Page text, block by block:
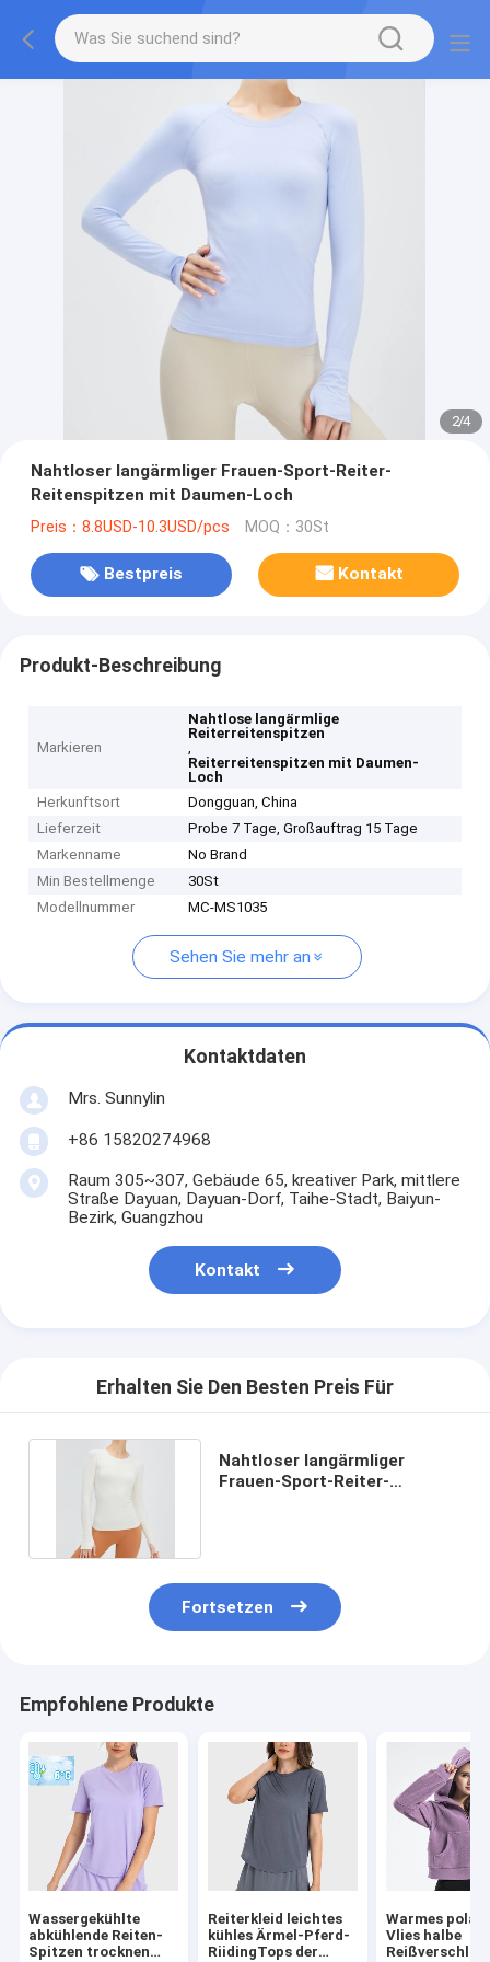
2/4
Nahtloser langärmliger Frauen-Sport-Reiter-
Reitenspitzen mit Daumen-Loch
Preis：8.8USD-10.3USD/pcs MOQ：30St
Bestpreis Kontakt
Produkt-Beschreibung
Markieren
Nahtlose langärmlige
Reiterreitenspitzen
,
Reiterreitenspitzen mit Daumen-
Loch
Herkunftsort
Dongguan, China
Lieferzeit
Probe 7 Tage, Großauftrag 15 Tage
Markenname
No Brand
Min Bestellmenge
30St
Modellnummer
MC-MS1035
Sehen Sie mehr an
Kontaktdaten
Mrs. Sunnylin
+86 15820274968
Raum 305~307, Gebäude 65, kreativer Park, mittlere
Straße Dayuan, Dayuan-Dorf, Taihe-Stadt, Baiyun-
Bezirk, Guangzhou
Kontakt
Erhalten Sie Den Besten Preis Für
Nahtloser langärmliger
Frauen-Sport-Reiter-
Fortsetzen
Empfohlene Produkte
Wassergekühlte
abkühlende Reiten-
Spitzen trocknen
Reiterkleid leichtes
kühles Ärmel-Pferd-
RiidingTops der
Warmes
Vlies halbe